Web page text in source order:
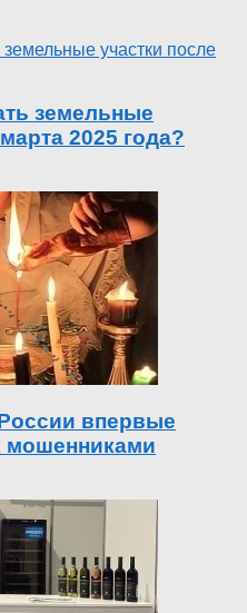
земельные
2025 года?
впервые
мошенниками